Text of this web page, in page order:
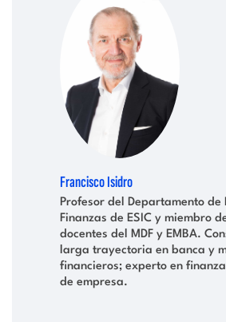
Francisco Isidro
Profesor del Departamento de
Finanzas de ESIC y miembro
docentes del MDF y EMBA.
larga trayectoria en banca y
financieros; experto en
de empresa.